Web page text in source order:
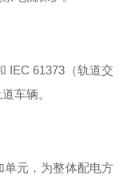
IEC 61373（轨道交
车辆。
元，为整体配电方